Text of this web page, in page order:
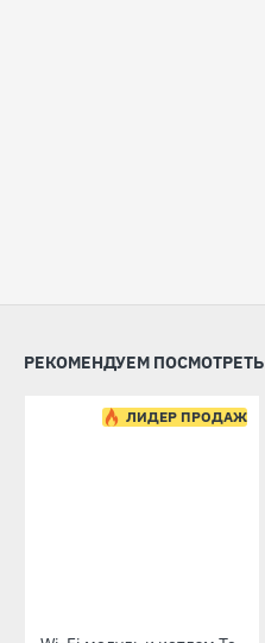
РЕКОМЕНДУЕМ ПОСМОТРЕТЬ
ЛИДЕР ПРОДАЖ